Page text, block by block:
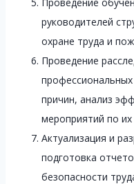
руководителей
охране труда и
Проведение
причин, анализ
мероприятий по
Актуализация и
подготовка
безопасности